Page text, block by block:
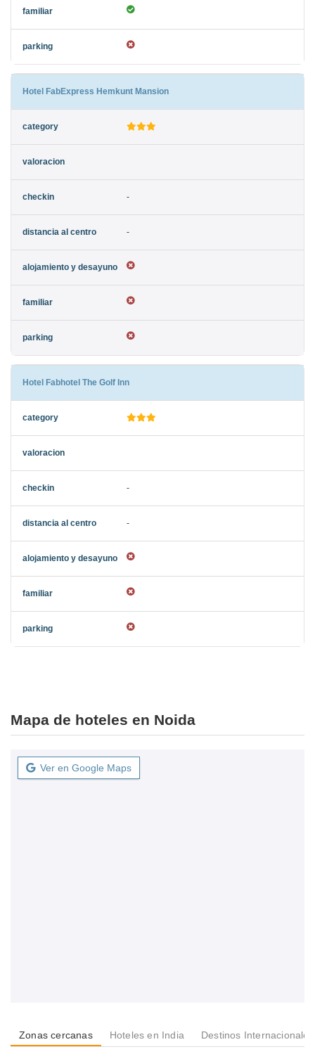
Hotel FabExpress Hemkunt Mansion
-
-
Hotel Fabhotel The Golf Inn
-
-
Mapa de hoteles en Noida
Ver en Google Maps
Zonas cercanas Hoteles en India Destinos Internacionales